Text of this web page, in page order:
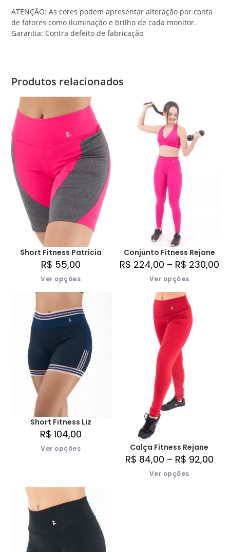
ATENÇÃO: As cores podem apresentar alteração por conta
de fatores como iluminação e brilho de cada monitor.
Garantia: Contra defeito de fabricação
Produtos relacionados
Short Fitness Patricia
R$ 55,00
Ver opções
Conjunto Fitness Rejane
R$ 224,00 – R$ 230,00
Ver opções
Short Fitness Liz
R$ 104,00
Ver opções Calça Fitness Rejane
R$ 84,00 – R$ 92,00
Ver opções